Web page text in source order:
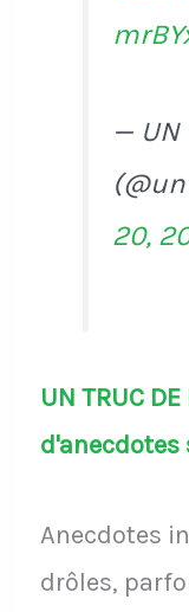
— UN
20,
UN TRUC
Anecdotes
drôles,